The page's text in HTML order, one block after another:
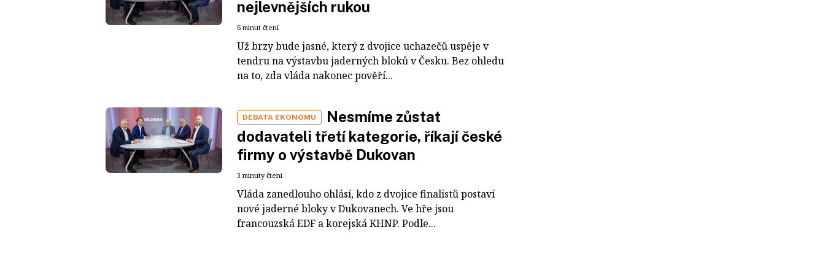
nejlevnějších rukou
6 minut čtení
Už brzy bude jasné, který z dvojice uchazečů uspěje v
tendru na výstavbu jaderných bloků v Česku. Bez ohledu
na to, zda vláda nakonec pověří...
DEBATA EKONOMU
Nesmíme zůstat
dodavateli třetí kategorie, říkají české
firmy o výstavbě Dukovan
3 minuty čtení
Vláda zanedlouho ohlásí, kdo z dvojice finalistů postaví
nové jaderné bloky v Dukovanech. Ve hře jsou
francouzská EDF a korejská KHNP. Podle...